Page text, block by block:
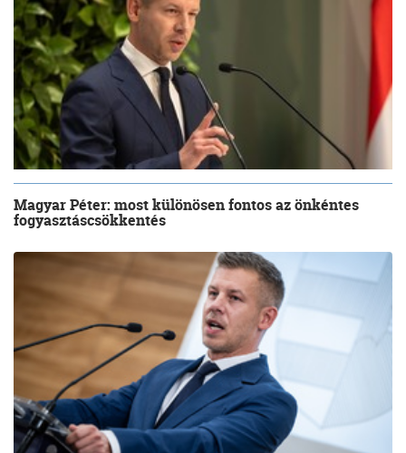
Magyar Péter: most különösen fontos az önkéntes
fogyasztáscsökkentés